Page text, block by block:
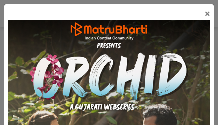
×
Saraswatichandra - 4.4 - 12
(7.1k) 7.3k 1 2.1k